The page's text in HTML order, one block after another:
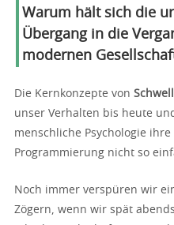
Warum hält sich die
Übergang in die
modernen
Die Kernkonzepte von
unser Verhalten bis heute
menschliche Psychologie
Programmierung nicht so
Noch immer verspüren wir
Zögern, wenn wir spät